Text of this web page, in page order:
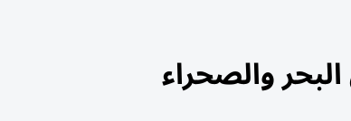
والصحراء